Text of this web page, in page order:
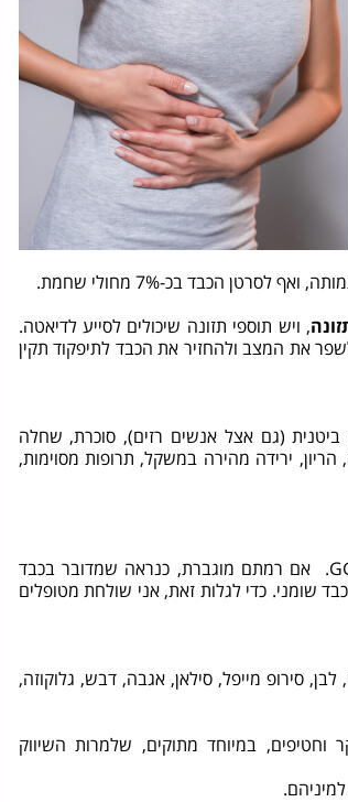
הכבד בכ-7% מחולי שחמת.
, ויש תוספי תזונה שיכולים לסייע לדיאטה.
את המצב ולהחזיר את הכבד לתיפקוד תקין
(גם אצל אנשים רזים), סוכרת, שחלה
ירידה מהירה במשקל, תרופות מסוימות,
עושים בדיקת דם שגרתית לאנזימי הכבד – GOT, GLT ו-GGT. אם רמתם מוגברת, כנראה שמדובר בכבד
שומני. כדי לגלות זאת, אני שולחת מטופלים
סירופ מייפל, סילאן, אגבה, דבש, גלוקוזה,
וחטיפים, במיוחד מתוקים, שלמרות השיווק